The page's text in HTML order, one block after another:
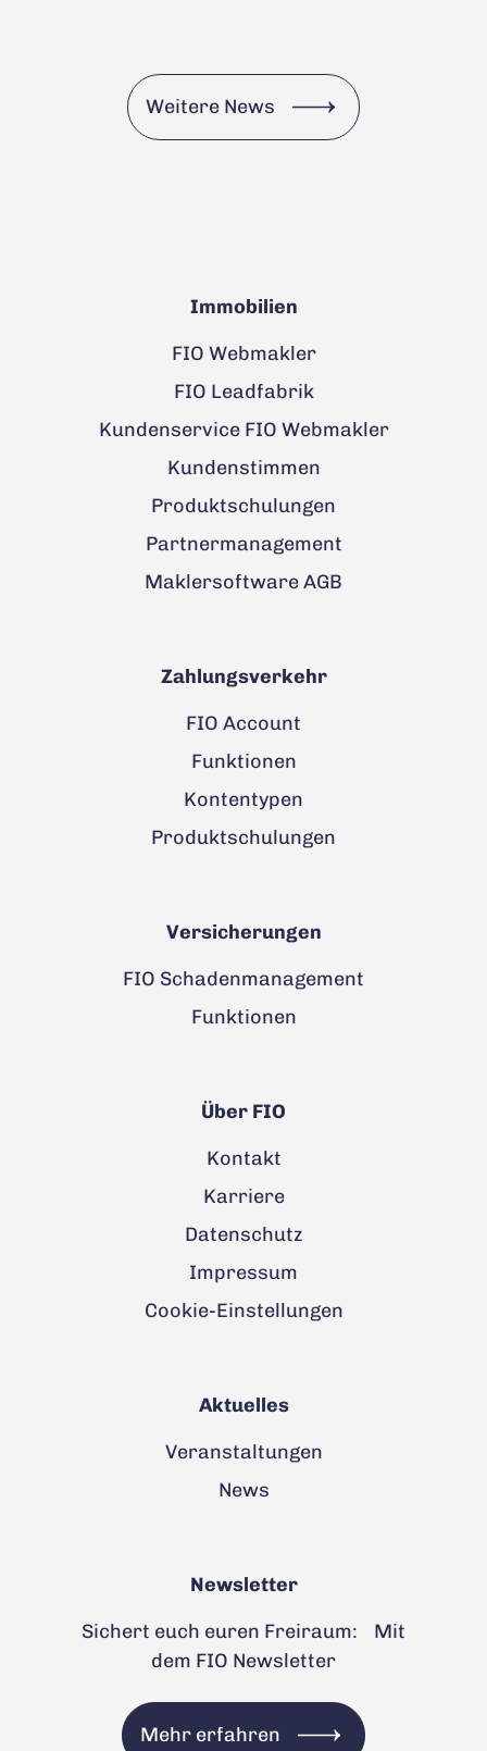
Weitere News
Immobilien
FIO Webmakler
FIO Leadfabrik
Kundenservice FIO Webmakler
Kundenstimmen
Produktschulungen
Partnermanagement
Maklersoftware AGB
Zahlungsverkehr
FIO Account
Funktionen
Kontentypen
Produktschulungen
Versicherungen
FIO Schadenmanagement
Funktionen
Über FIO
Kontakt
Karriere
Datenschutz
Impressum
Cookie-Einstellungen
Aktuelles
Veranstaltungen
News
Newsletter
Sichert euch euren Freiraum: Mit
dem FIO Newsletter
Mehr erfahren